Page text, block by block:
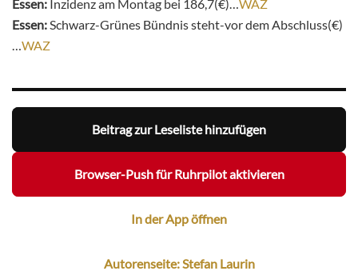
Essen: Inzidenz am Montag bei 186,7(€)… WAZ
Essen: Schwarz-Grünes Bündnis steht-vor dem Abschluss(€)
WAZ
Beitrag zur Leseliste hinzufügen
Browser-Push für Ruhrpilot aktivieren
In der App öffnen
Autorenseite: Stefan Laurin